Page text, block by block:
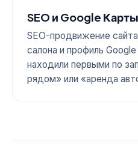
SEO и Google Карты
SEO-продвижение
салона и профиль
находили первыми по
рядом» или «аренда